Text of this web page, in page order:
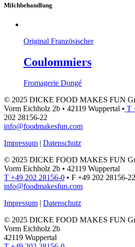
Milchbehandlung
Original Französischer
Coulommiers
Fromagerie Dongé
© 2025 DICKE FOOD MAKES FUN
Vorm Eichholz 2b • 42119 Wuppertal • T
202 28156-22
info@foodmakesfun.com
Impressum | Datenschutz
© 2025 DICKE FOOD MAKES FUN
Vorm Eichholz 2b • 42119 Wuppertal
T +49 202 28156-0 • F +49 202 28156-22
info@foodmakesfun.com
Impressum | Datenschutz
© 2025 DICKE FOOD MAKES FUN
Vorm Eichholz 2b
42119 Wuppertal